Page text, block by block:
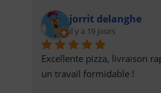
jorrit delanghe
il y a 19 jours
Excellente pizza, livraison
un travail formidable !